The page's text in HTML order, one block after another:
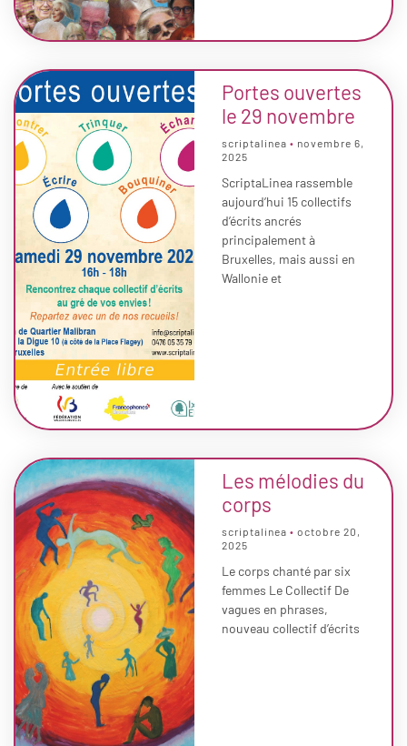
Portes ouvertes
le 29 novembre
scriptalinea
novembre 6,
2025
ScriptaLinea rassemble
aujourd’hui 15 collectifs
d’écrits ancrés
principalement à
Bruxelles, mais aussi en
Wallonie et
Les mélodies du
corps
scriptalinea
octobre 20,
2025
Le corps chanté par six
femmes Le Collectif De
vagues en phrases,
nouveau collectif d’écrits